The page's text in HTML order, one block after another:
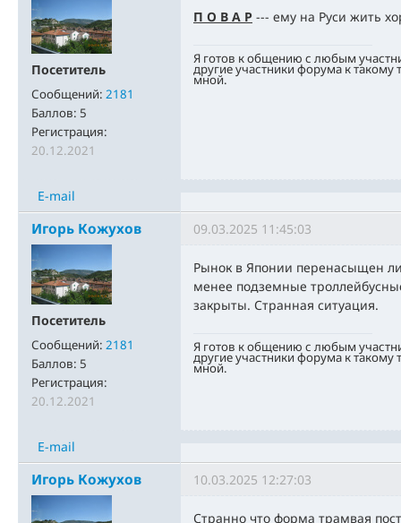
Посетитель
Сообщений: 2181
Баллов: 5
Регистрация:
20.12.2021
П О В А Р --- ему на Руси жить
Я готов к общению с любым
другие участники форума к
мной.
E-mail
Игорь Кожухов
Посетитель
Сообщений: 2181
Баллов: 5
Регистрация:
20.12.2021
09.03.2025 11:45:03
Рынок в Японии перенасыщен
менее подземные
закрыты. Странная ситуация.
Я готов к общению с любым
другие участники форума к
мной.
E-mail
Игорь Кожухов 10.03.2025 12:27:03
Странно что форма трамвая